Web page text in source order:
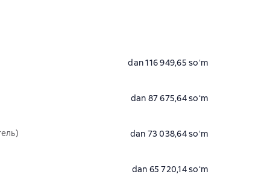
dan 116 949,65 soʻm
dan 87 675,64 soʻm
dan 73 038,64 soʻm
dan 65 720,14 soʻm